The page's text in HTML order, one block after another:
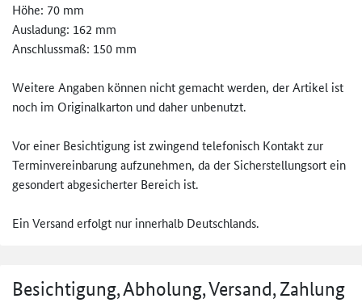
Höhe: 70 mm
Ausladung: 162 mm
Anschlussmaß: 150 mm
Weitere Angaben können nicht gemacht werden, der Artikel ist
noch im Originalkarton und daher unbenutzt.
Vor einer Besichtigung ist zwingend telefonisch Kontakt zur
Terminvereinbarung aufzunehmen, da der Sicherstellungsort ein
gesondert abgesicherter Bereich ist.
Ein Versand erfolgt nur innerhalb Deutschlands.
Besichtigung, Abholung, Versand, Zahlung